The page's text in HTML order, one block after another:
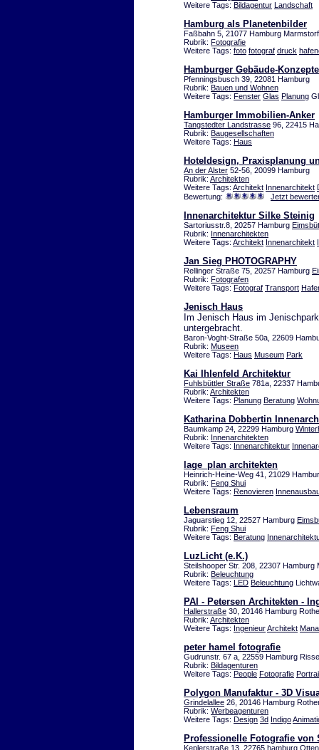
Weitere Tags: Bildagentur Landschaft
Hamburg als Planetenbilder
Faßbahn 5, 21077 Hamburg Marmstorf
Rubrik: Fotografie
Weitere Tags: foto fotograf druck
Hamburger Gebäude-
Pfenningsbusch 39, 22081 Hamburg
Rubrik: Bauen und Wohnen
Weitere Tags: Fenster Glas Planung
Hamburger Immobilien-Anker
Tangstedter Landstrasse 96, 22415
Rubrik: Baugesellschaften
Weitere Tags: Haus
Hoteldesign, Praxisplanung
An der Alster 52-56, 20099 Hamburg
Rubrik: Architekten
Weitere Tags: Architekt Innenarchitekt
Bewertung:
Jetzt
Innenarchitektur Silke Steinig
Sartoriusstr.8, 20257 Hamburg
Rubrik: Innenarchitekten
Weitere Tags: Architekt Innenarchitekt
Jan Sieg PHOTOGRAPHY
Rellinger Straße 75, 20257 Hamburg
Rubrik: Fotografen
Weitere Tags: Fotograf Transport
Jenisch Haus
Im Jenisch Haus im
untergebracht.
Baron-Voght-Straße 50a, 22609
Rubrik: Museen
Weitere Tags: Haus Museum Park
Kai Ihlenfeld Architektur
Fuhlsbüttler Straße 781a, 22337
Rubrik: Architekten
Weitere Tags: Planung Beratung
Katharina Dobbertin
Baumkamp 24, 22299 Hamburg
Rubrik: Innenarchitekten
Weitere Tags: Innenarchitektur
lage_plan architekten
Heinrich-Heine-Weg 41, 21029
Rubrik: Feng Shui
Weitere Tags: Renovieren
Lebensraum
Jaguarstieg 12, 22527 Hamburg
Rubrik: Feng Shui
Weitere Tags: Beratung
LuzLicht (e.K.)
Steilshooper Str. 208, 22307 Hamburg
Rubrik: Beleuchtung
Weitere Tags: LED Beleuchtung
PAI - Petersen Architekten -
Hallerstraße 30, 20146 Hamburg
Rubrik: Architekten
Weitere Tags: IngenieurArchitekt
peter hamel fotografie
Gudrunstr. 67 a, 22559 Hamburg
Rubrik: Bildagenturen
Weitere Tags: People Fotografie
Polygon Manufaktur - 3D
Grindelallee 26, 20146 Hamburg
Rubrik: Werbeagenturen
Weitere Tags: Design 3d Indigo
Professionelle Fotografie von
Keplerstraße 13, 22765 hamburg